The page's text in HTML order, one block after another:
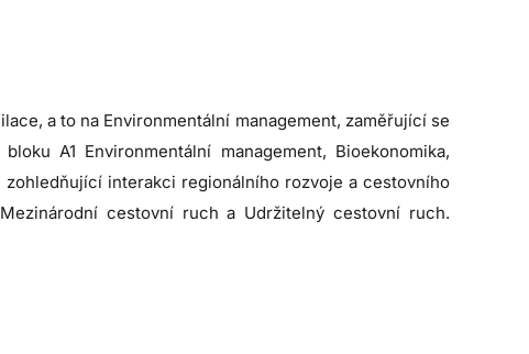
a to na Environmentální management, zaměřující se
A1 Environmentální management, Bioekonomika,
interakci regionálního rozvoje a cestovního
cestovní ruch a Udržitelný cestovní ruch.